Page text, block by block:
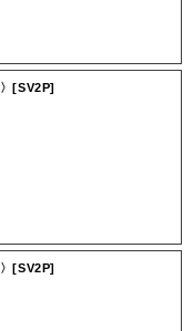
[SV2P]
[SV2P]